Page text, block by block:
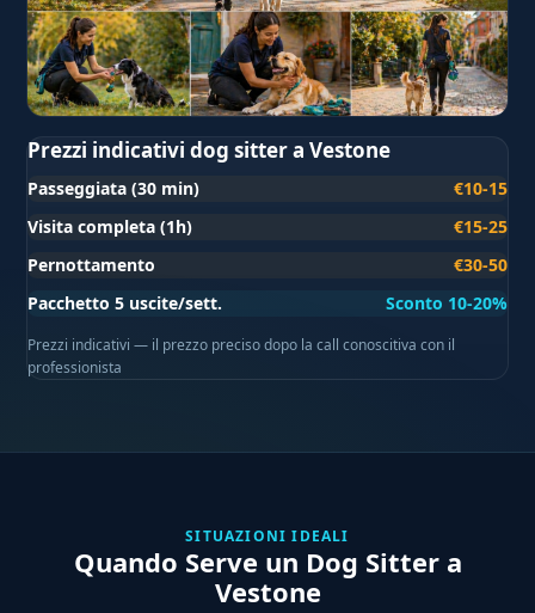
Prezzi indicativi dog sitter a Vestone
Passeggiata (30 min)
€10-15
Visita completa (1h)
€15-25
Pernottamento
€30-50
Pacchetto 5 uscite/sett.
Sconto 10-20%
Prezzi indicativi — il prezzo preciso dopo la call conoscitiva con il
professionista
SITUAZIONI IDEALI
Quando Serve un Dog Sitter a
Vestone